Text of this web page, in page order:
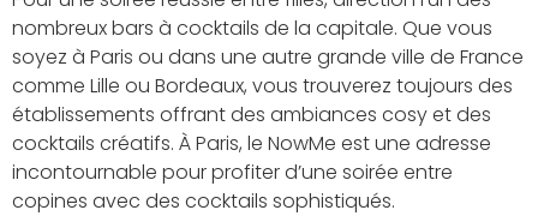
nombreux bars à cocktails de la capitale. Que vous
soyez à Paris ou dans une autre grande ville de France
comme Lille ou Bordeaux, vous trouverez toujours des
établissements offrant des ambiances cosy et des
cocktails créatifs. À Paris, le NowMe est une adresse
incontournable pour profiter d’une soirée entre
copines avec des cocktails sophistiqués.